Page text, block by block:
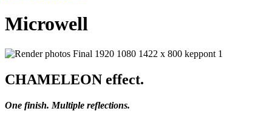
Microwell
CHAMELEON effect.
One finish. Multiple reflections.